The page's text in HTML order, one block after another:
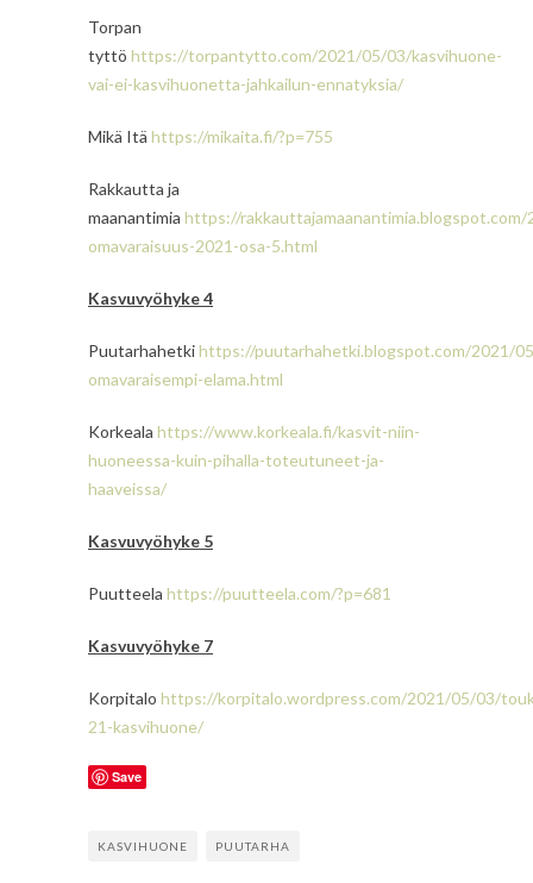
Torpan
tyttö https://torpantytto.com/2021/05/03/kasvihuone-
vai-ei-kasvihuonetta-jahkailun-ennatyksia/
Mikä Itä https://mikaita.fi/?p=755
Rakkautta ja
maanantimia https://
omavaraisuus-2021-osa-5.html
Kasvuvyöhyke 4
Puutarhahetkihttps://puutarhahetki.blogspot.com/2021/
omavaraisempi-elama.html
Korkeala https://www.korkeala.fi/kasvit-niin-
huoneessa-kuin-pihalla-toteutuneet-ja-
haaveissa/
Kasvuvyöhyke 5
Puutteela https://puutteela.com/?p=681
Kasvuvyöhyke 7
Korpitalo https://korpitalo.wordpress.com/2021/05/03/
21-kasvihuone/
Save
KASVIHUONE PUUTARHA